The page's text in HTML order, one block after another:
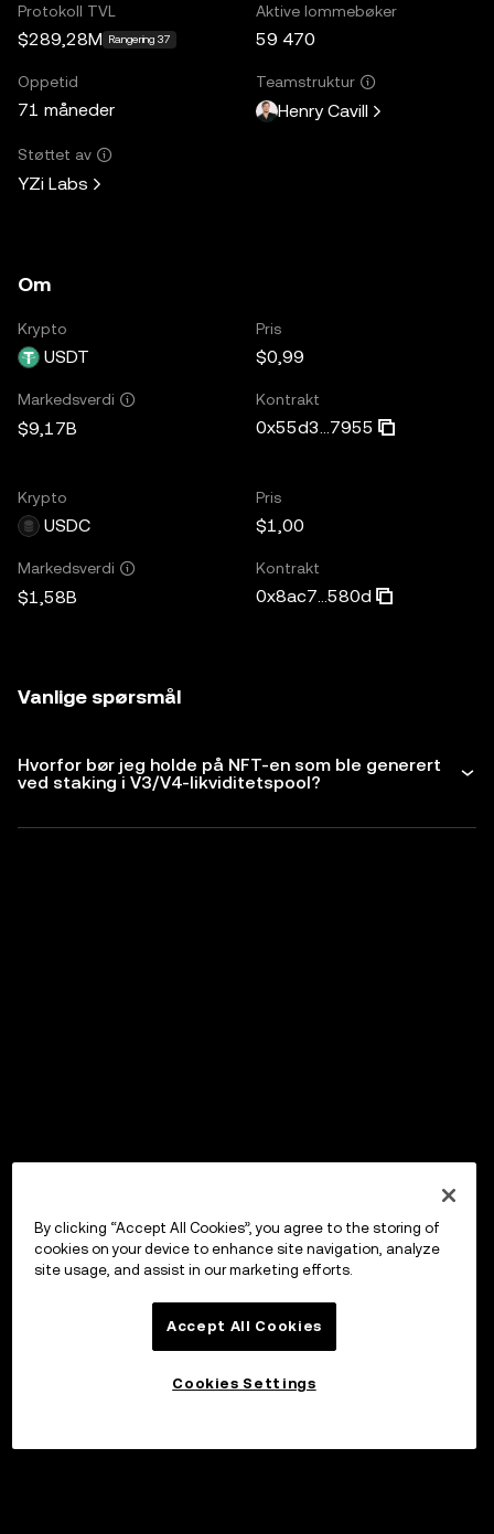
Protokoll TVL
$289,28M Rangering 37
Aktive lommebøker
59 470
Oppetid
71 måneder
Teamstruktur
Henry Cavill
Støttet av
YZi Labs
Om
Krypto
USDT
Pris
$0,99
Markedsverdi
$9,17B
Kontrakt
0x55d3...7955
Krypto
USDC
Pris
$1,00
Markedsverdi
$1,58B
Kontrakt
0x8ac7...580d
Vanlige spørsmål
Hvorfor bør jeg holde på NFT-en som ble generert
ved staking i V3/V4-likviditetspool?
By clicking “Accept All Cookies”, you agree to the storing of
cookies on your device to enhance site navigation, analyze
site usage, and assist in our marketing efforts.
Accept All Cookies
Cookies Settings